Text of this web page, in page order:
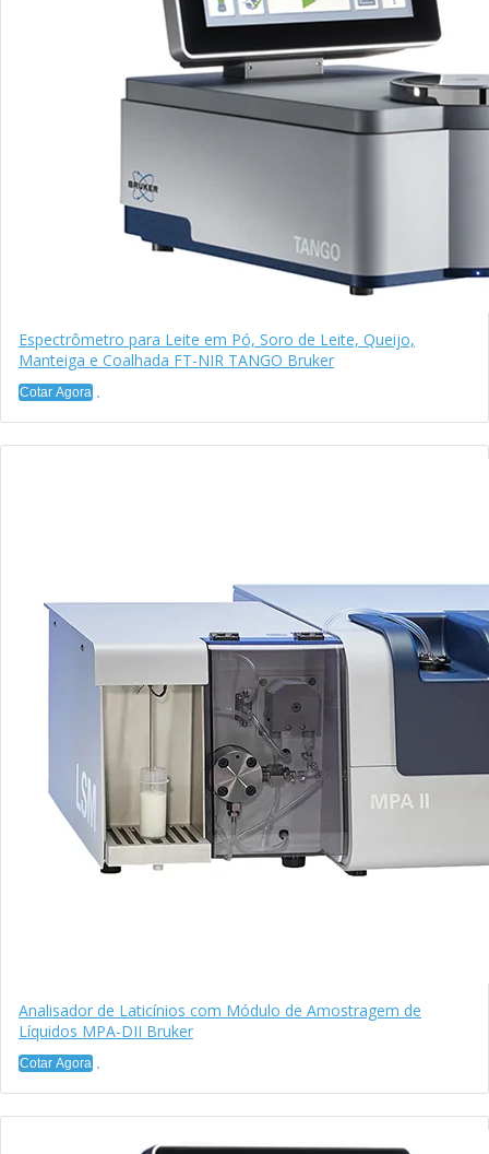
Espectrômetro para Leite em Pó, Soro de Leite, Queijo,
Manteiga e Coalhada FT-NIR TANGO Bruker
Cotar Agora
Analisador de Laticínios com Módulo de Amostragem de
Líquidos MPA-DII Bruker
Cotar Agora